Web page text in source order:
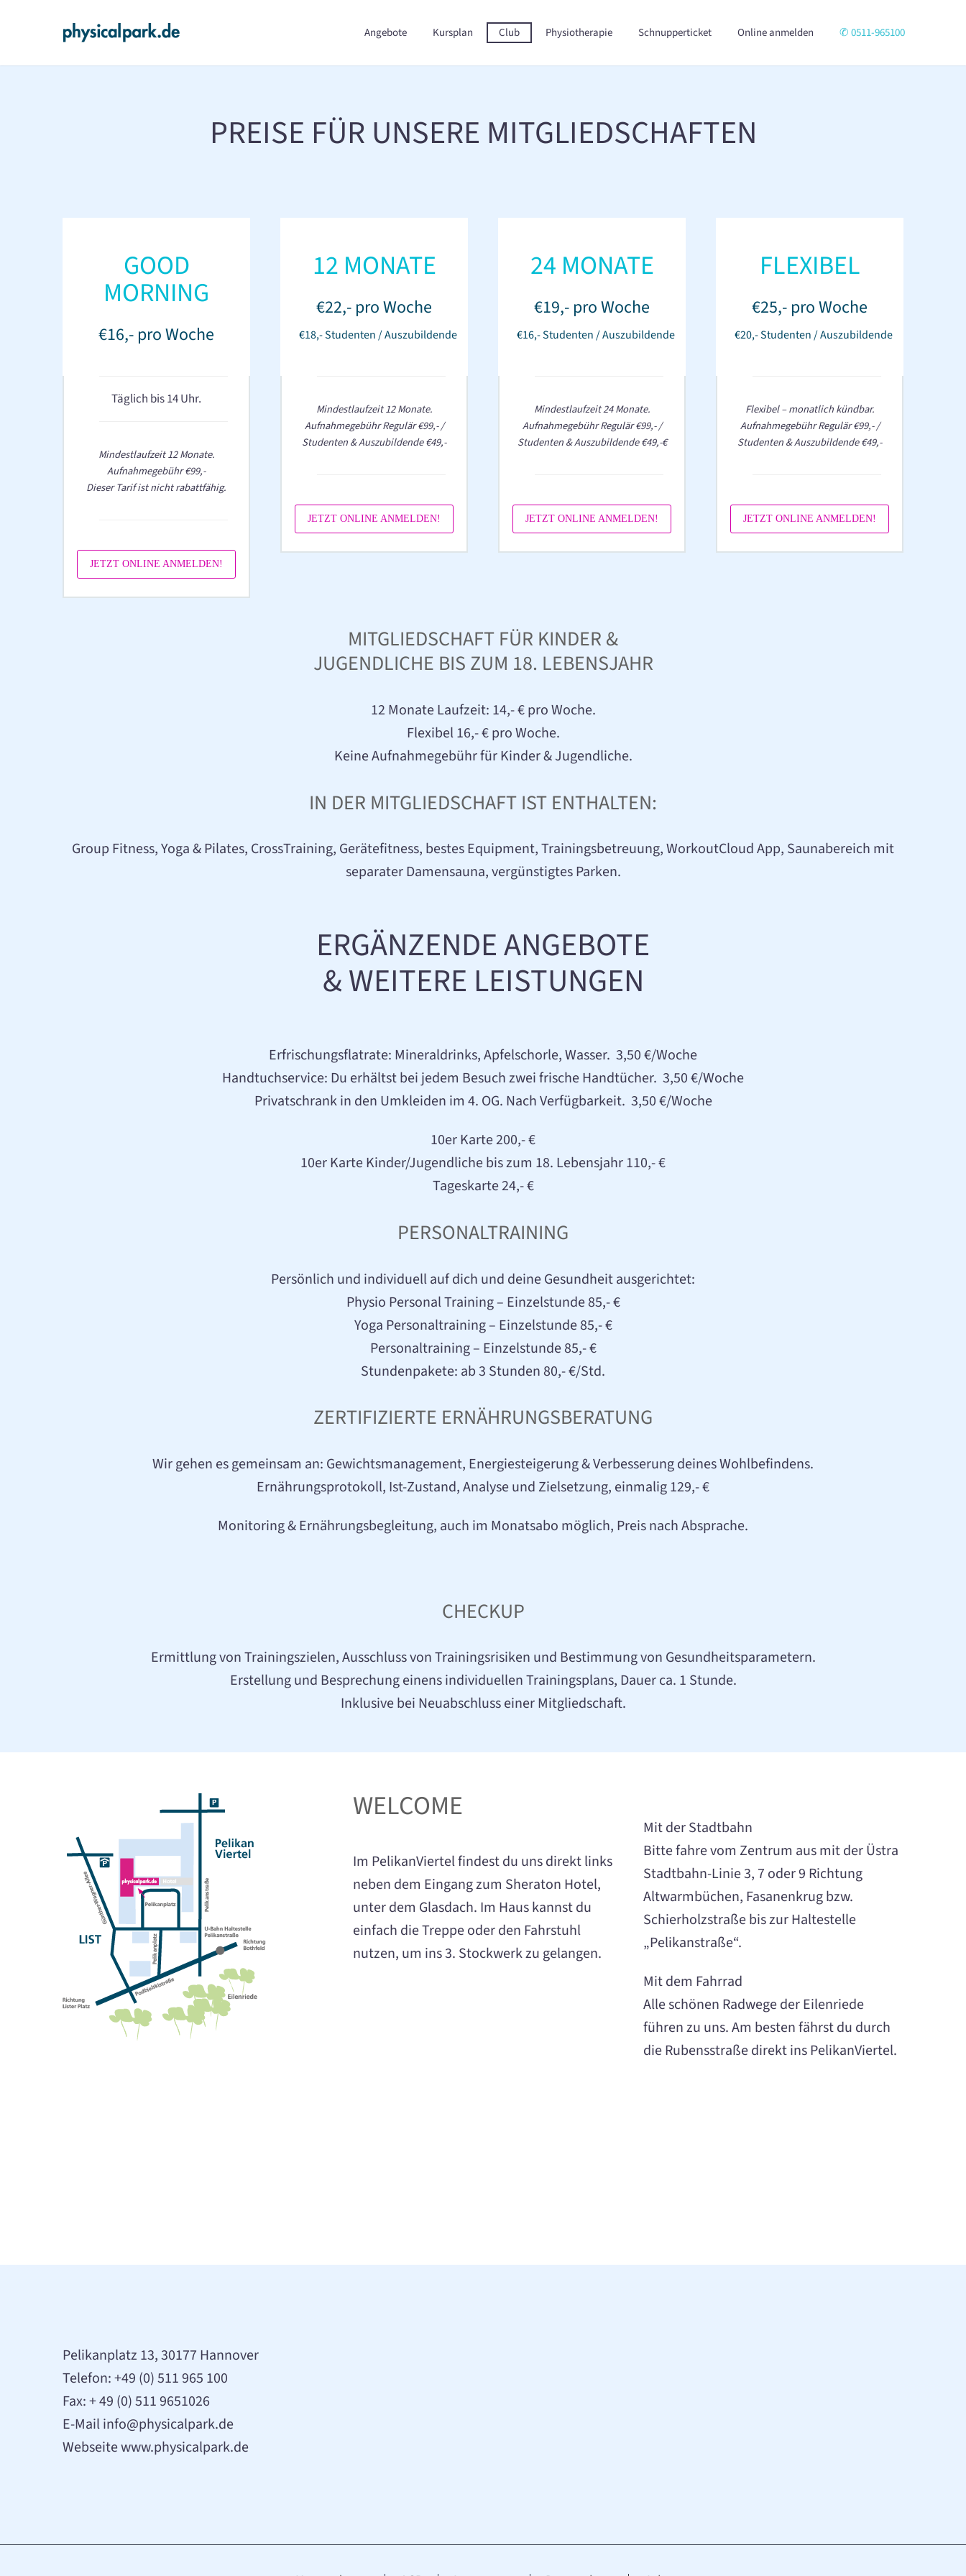
Angebote Kursplan Club Physiotherapie Schnupperticket Online anmelden ✆ 0511-965100
PREISE FÜR UNSERE MITGLIEDSCHAFTEN
GOOD
MORNING
€16,- pro Woche
Täglich bis 14 Uhr.
Mindestlaufzeit 12 Monate.
Aufnahmegebühr €99,-
Dieser Tarif ist nichtrabattfähig.
JETZT ONLINE ANMELDEN!
12 MONATE
€22,- pro Woche
€18,- Studenten / Auszubildende
Mindestlaufzeit 12 Monate.
Aufnahmegebühr Regulär €99,- /
Studenten & Auszubildende €49,-
JETZT ONLINE ANMELDEN!
24 MONATE
€19,- pro Woche
€16,- Studenten / Auszubildende
Mindestlaufzeit 24 Monate.
Aufnahmegebühr Regulär €99,- /
Studenten & Auszubildende €49,-€
JETZT ONLINE ANMELDEN!
FLEXIBEL
€25,- pro Woche
€20,- Studenten / Auszubildende
Flexibel – monatlich kündbar.
Aufnahmegebühr Regulär €99,- /
Studenten & Auszubildende €49,-
JETZT ONLINE ANMELDEN!
MITGLIEDSCHAFT FÜR KINDER &
JUGENDLICHE BIS ZUM 18. LEBENSJAHR
12 Monate Laufzeit: 14,- € pro Woche.
Flexibel 16,- € pro Woche.
Keine Aufnahmegebühr für Kinder & Jugendliche.
IN DER MITGLIEDSCHAFT IST ENTHALTEN:
Group Fitness, Yoga & Pilates, CrossTraining, Gerätefitness, bestes Equipment, Trainingsbetreuung, WorkoutCloud App, Saunabereich mit
separater Damensauna, vergünstigtes Parken.
ERGÄNZENDE ANGEBOTE
& WEITERE LEISTUNGEN
Erfrischungsflatrate: Mineraldrinks, Apfelschorle, Wasser. 3,50 €/Woche
Handtuchservice: Du erhältst bei jedem Besuch zwei frische Handtücher. 3,50 €/Woche
Privatschrank in den Umkleiden im 4. OG. Nach Verfügbarkeit. 3,50 €/Woche
10er Karte 200,- €
10er Karte Kinder/Jugendliche bis zum 18. Lebensjahr 110,- €
Tageskarte 24,- €
PERSONALTRAINING
Persönlich und individuell auf dich und deine Gesundheit ausgerichtet:
Physio Personal Training – Einzelstunde 85,- €
Yoga Personaltraining – Einzelstunde 85,- €
Personaltraining – Einzelstunde 85,- €
Stundenpakete: ab 3 Stunden 80,- €/Std.
ZERTIFIZIERTE ERNÄHRUNGSBERATUNG
Wir gehen es gemeinsam an: Gewichtsmanagement, Energiesteigerung & Verbesserung deines Wohlbefindens.
Ernährungsprotokoll, Ist-Zustand, Analyse und Zielsetzung, einmalig 129,- €
Monitoring & Ernährungsbegleitung, auch im Monatsabo möglich, Preis nach Absprache.
CHECKUP
Ermittlung von Trainingszielen, Ausschluss von Trainingsrisiken und Bestimmung von Gesundheitsparametern.
Erstellung und Besprechung einens individuellen Trainingsplans, Dauer ca. 1 Stunde.
Inklusive bei Neuabschluss einer Mitgliedschaft.
WELCOME
Im PelikanViertel findest du uns direkt links
neben dem Eingang zum Sheraton Hotel,
unter dem Glasdach. Im Haus kannst du
einfach die Treppe oder den Fahrstuhl
nutzen, um ins 3. Stockwerk zu gelangen.
Mit der Stadtbahn
Bitte fahre vom Zentrum aus mit der Üstra
Stadtbahn-Linie 3, 7 oder 9 Richtung
Altwarmbüchen, Fasanenkrug bzw.
Schierholzstraße bis zur Haltestelle
„Pelikanstraße“.
Mit dem Fahrrad
Alle schönen Radwege der Eilenriede
führen zu uns. Am besten fährst du durch
die Rubensstraße direkt ins PelikanViertel.
Pelikanplatz 13, 30177 Hannover
Telefon:+49 (0) 511 965 100
Fax: + 49 (0) 511 9651026
E-Mailinfo@physicalpark.de
Webseite www.physicalpark.de